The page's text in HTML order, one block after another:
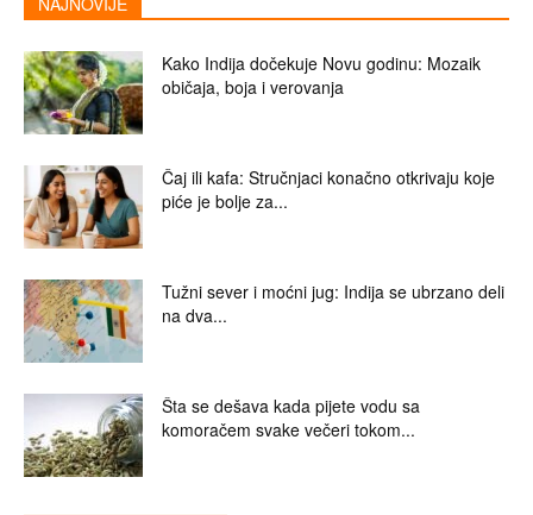
Kako Indija dočekuje Novu godinu: Mozaik
običaja, boja i verovanja
Čaj ili kafa: Stručnjaci konačno otkrivaju koje
piće je bolje za...
Tužni sever i moćni jug: Indija se ubrzano deli
na dva...
Šta se dešava kada pijete vodu sa
komoračem svake večeri tokom...